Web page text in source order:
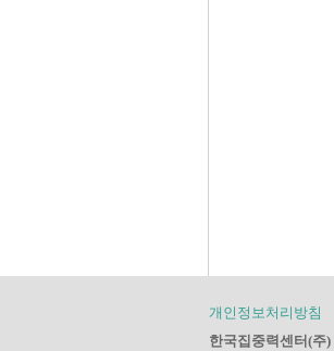
개인정보처리방침
한국집중력센터(주)